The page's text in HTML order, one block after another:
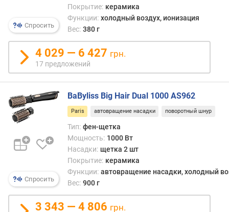
о
щ
н
о
с
т
и
т
е
п
е
т
Спросить
Покрытие: керамика
Функции: холодный воздух, ионизация
Вес: 380 г
4 029 — 6 427 грн.
17 предложений
Спросить
BaByliss Big Hair Dual 1000 AS962
Paris автовращение насадки поворотный шнур
Тип: фен-щетка
Мощность: 1000 Вт
Насадки: щетка 2 шт
Покрытие: керамика
Функции: автовращение насадки, холодный
Вес: 900 г
3 343 — 4 806 грн.